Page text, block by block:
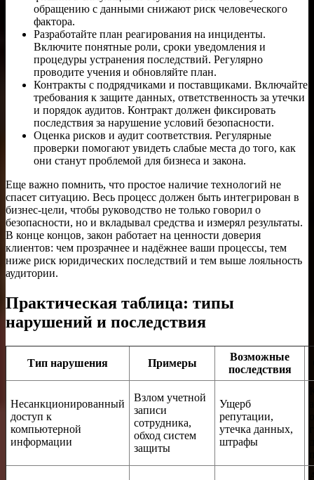
обращению с данными снижают риск человеческого
фактора.
Разработайте план реагирования на инциденты.
Включите понятные роли, сроки уведомления и
процедуры устранения последствий. Регулярно
проводите учения и обновляйте план.
Контракты с подрядчиками и поставщиками. Включайте
требования к защите данных, ответственность за утечки
и порядок аудитов. Контракт должен фиксировать
последствия за нарушение условий безопасности.
Оценка рисков и аудит соответствия. Регулярные
проверки помогают увидеть слабые места до того, как
они станут проблемой для бизнеса и закона.
Еще важно помнить, что простое наличие технологий не
спасет ситуацию. Весь процесс должен быть интегрирован в
бизнес-цели, чтобы руководство не только говорил о
безопасности, но и вкладывал средства и измерял результаты.
В конце концов, закон работает на ценности доверия
клиентов: чем прозрачнее и надёжнее ваши процессы, тем
ниже риск юридических последствий и тем выше лояльность
аудитории.
Практическая таблица: типы
нарушений и последствия
Тип нарушения Примеры
Возможные
последствия
Несанкционированный
доступ к
компьютерной
информации
Взлом учетной
записи
сотрудника,
обход систем
защиты
Ущерб
репутации,
утечка данных,
штрафы